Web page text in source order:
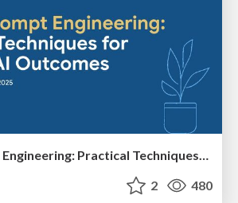
Gemini Prompt Engineering: Practical Techniques for Tangible AI Outcomes
2 480